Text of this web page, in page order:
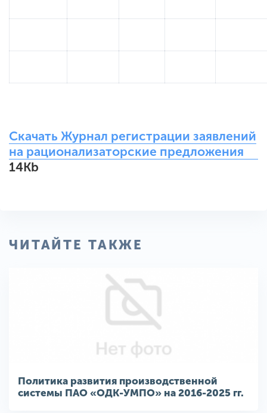
Скачать Журнал регистрации заявлений
на рационализаторские предложения
14Kb
ЧИТАЙТЕ ТАКЖЕ
Политика развития производственной
системы ПАО «ОДК-УМПО» на 2016-2025 гг.